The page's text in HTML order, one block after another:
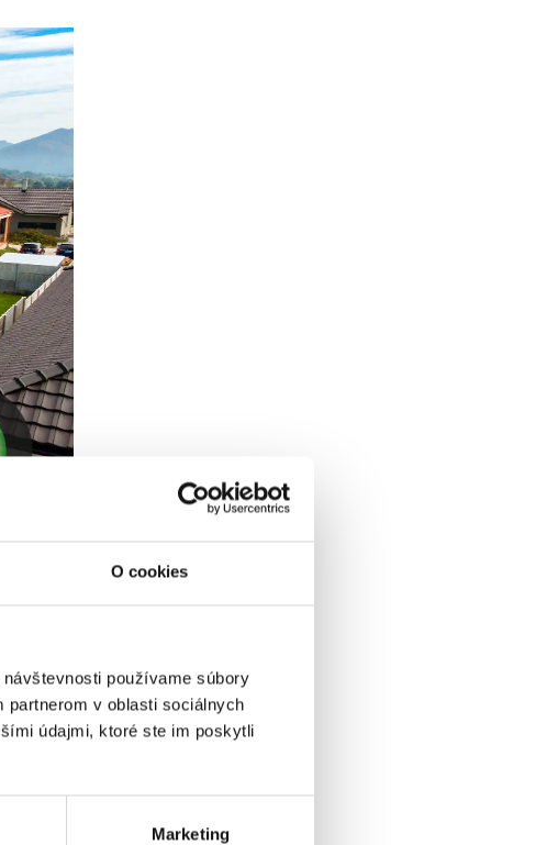
O cookies
používame súbory
partnerom v oblasti sociálnych
údajmi, ktoré ste im poskytli
Marketing